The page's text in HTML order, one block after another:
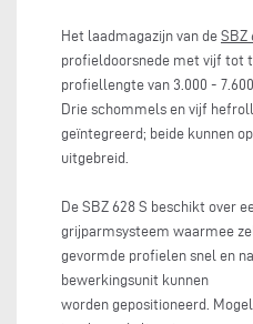
Het laadmagazijn van de SBZ
profieldoorsnede met vijf tot
profiellengte van 3.000 -
Drie schommels en vijf
geïntegreerd; beide kunnen
uitgebreid.
De SBZ 628 S beschikt over
grijparmsysteem waarmee
gevormde profielen snel en
bewerkingsunit kunnen
worden gepositioneerd.